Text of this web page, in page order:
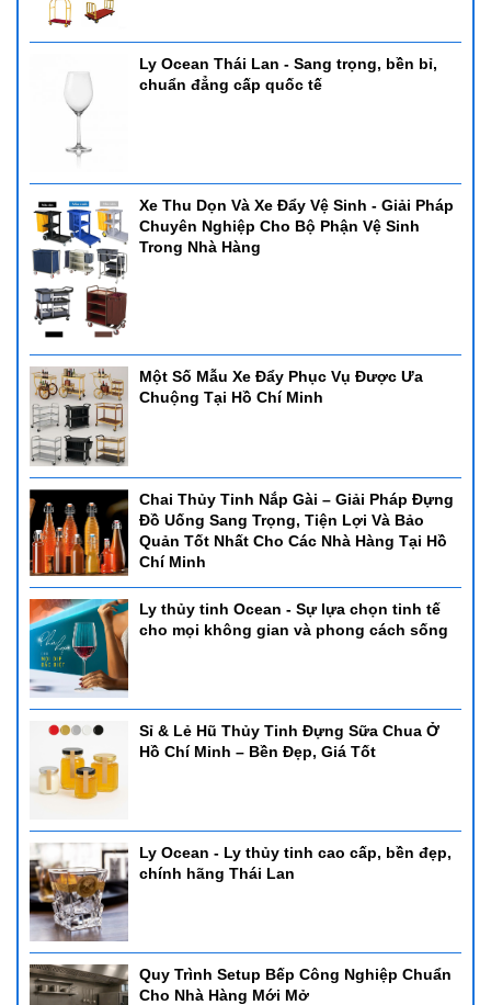
Ly Ocean Thái Lan - Sang trọng, bền bỉ,
chuẩn đẳng cấp quốc tế
Xe Thu Dọn Và Xe Đẩy Vệ Sinh - Giải Pháp
Chuyên Nghiệp Cho Bộ Phận Vệ Sinh
Trong Nhà Hàng
Một Số Mẫu Xe Đẩy Phục Vụ Được Ưa
Chuộng Tại Hồ Chí Minh
Chai Thủy Tinh Nắp Gài – Giải Pháp Đựng
Đồ Uống Sang Trọng, Tiện Lợi Và Bảo
Quản Tốt Nhất Cho Các Nhà Hàng Tại Hồ
Chí Minh
Ly thủy tinh Ocean - Sự lựa chọn tinh tế
cho mọi không gian và phong cách sống
Sỉ & Lẻ Hũ Thủy Tinh Đựng Sữa Chua Ở
Hồ Chí Minh – Bền Đẹp, Giá Tốt
Ly Ocean - Ly thủy tinh cao cấp, bền đẹp,
chính hãng Thái Lan
Quy Trình Setup Bếp Công Nghiệp Chuẩn
Cho Nhà Hàng Mới Mở